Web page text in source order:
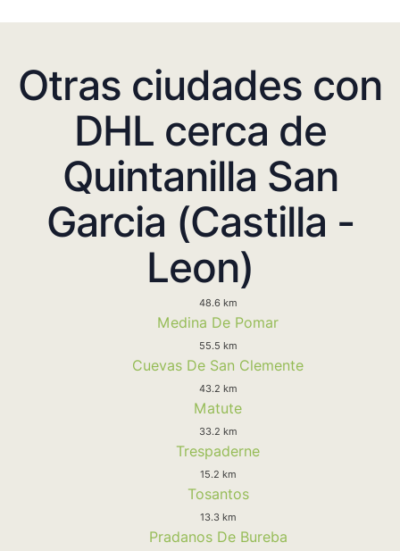
Otras ciudades con
DHL cerca de
Quintanilla San
Garcia (Castilla -
Leon)
48.6 km
Medina De Pomar
55.5 km
Cuevas De San Clemente
43.2 km
Matute
33.2 km
Trespaderne
15.2 km
Tosantos
13.3 km
Pradanos De Bureba